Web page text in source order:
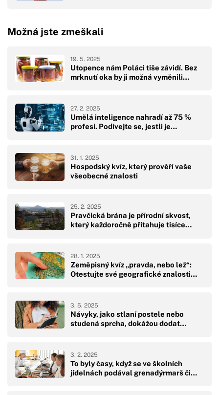
Možná jste zmeškali
Utopence nám Poláci tiše závidí. Bez
mrknutí oka by ji možná vyměnili…
19. 5. 2025
Umělá inteligence nahradí až 75 %
profesí. Podívejte se, jestli je…
27. 2. 2025
Hospodský kvíz, který prověří vaše
všeobecné znalosti
31. 1. 2025
Pravčická brána je přírodní skvost,
který každoročně přitahuje tisíce…
25. 2. 2025
Zeměpisný kvíz „pravda, nebo lež“:
Otestujte své geografické znalosti…
28. 1. 2025
Návyky, jako stlaní postele nebo
studená sprcha, dokážou dodat…
3. 5. 2025
To byly časy, když se ve školních
jídelnách podával grenadýrmarš či…
3. 2. 2025